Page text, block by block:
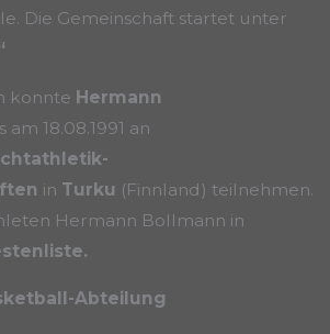
Die Gemeinschaft startet unter
konnte Hermann
am 18.08.1991 an
in Turku (Finnland) teilnehmen.
Hermann Bollmann in
Abteilung